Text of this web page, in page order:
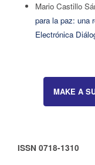
Mario Castillo
para la paz: una
Electrónica
MAKE A
ISSN 0718-1310